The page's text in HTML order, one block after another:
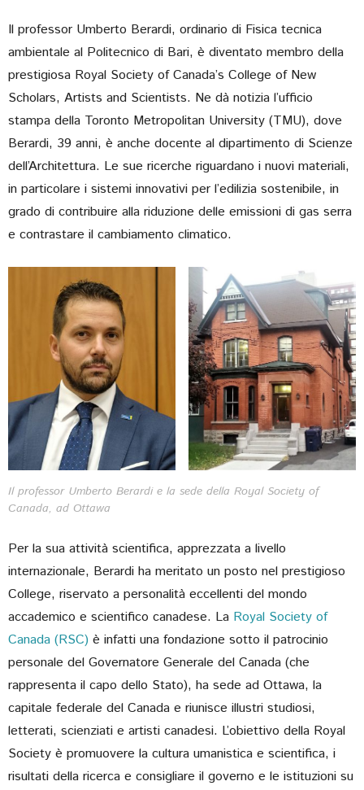
Il professor Umberto Berardi, ordinario di Fisica tecnica
ambientale al Politecnico di Bari, è diventato membro della
prestigiosa Royal Society of Canada’s College of New
Scholars, Artists and Scientists. Ne dà notizia l’ufficio
stampa della Toronto Metropolitan University (TMU), dove
Berardi, 39 anni, è anche docente al dipartimento di Scienze
dell’Architettura. Le sue ricerche riguardano i nuovi materiali,
in particolare i sistemi innovativi per l’edilizia sostenibile, in
grado di contribuire alla riduzione delle emissioni di gas serra
e contrastare il cambiamento climatico.
Il professor Umberto Berardi e la sede della Royal Society of
Canada, ad Ottawa
Per la sua attività scientifica, apprezzata a livello
internazionale, Berardi ha meritato un posto nel prestigioso
College, riservato a personalità eccellenti del mondo
accademico e scientifico canadese. La Royal Society of
Canada (RSC) è infatti una fondazione sotto il patrocinio
personale del Governatore Generale del Canada (che
rappresenta il capo dello Stato), ha sede ad Ottawa, la
capitale federale del Canada e riunisce illustri studiosi,
letterati, scienziati e artisti canadesi. L’obiettivo della Royal
Society è promuovere la cultura umanistica e scientifica, i
risultati della ricerca e consigliare il governo e le istituzioni su